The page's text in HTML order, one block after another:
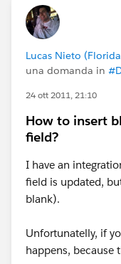
Lucas Nieto
una domanda in
24 ott 2011, 21:10
How to insert
field?
I have an
field is updated,
blank).
Unfortunatelly, if
happens, because